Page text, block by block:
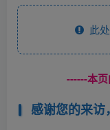
此处
------本
感谢您的来访